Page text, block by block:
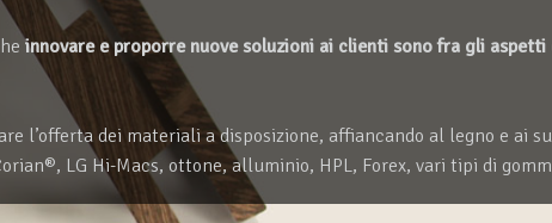
innovare e proporre nuove soluzioni ai clienti sono fra gli
l’offerta dei materiali a disposizione, affiancando al legno e ai
LG Hi-Macs, ottone, alluminio, HPL, Forex, vari tipi di